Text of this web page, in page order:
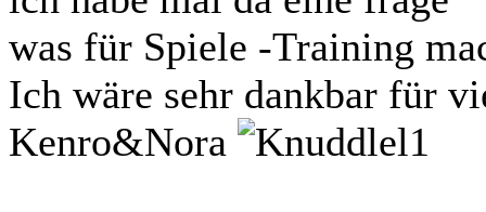
was für Spiele -Training
Ich wäre sehr dankbar für
Kenro&Nora